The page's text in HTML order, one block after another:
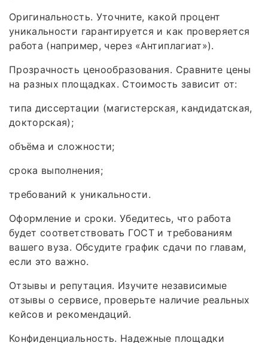
Оригинальность. Уточните, какой процент
уникальности гарантируется и как проверяется
работа (например, через «Антиплагиат»).
Прозрачность ценообразования. Сравните цены
на разных площадках. Стоимость зависит от:
типа диссертации (магистерская, кандидатская,
докторская);
объёма и сложности;
срока выполнения;
требований к уникальности.
Оформление и сроки. Убедитесь, что работа
будет соответствовать ГОСТ и требованиям
вашего вуза. Обсудите график сдачи по главам,
если это важно.
Отзывы и репутация. Изучите независимые
отзывы о сервисе, проверьте наличие реальных
кейсов и рекомендаций.
Конфиденциальность. Надежные площадки